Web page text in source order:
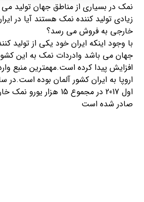
نمک در بسیاری از مناطق جهان تولید
زیادی تولید کننده نمک هستند آیا در
خارجی به فروش می رسد؟
با وجود اینکه ایران خود یکی از تولید
جهان می باشد وادردات نمک به این
افزایش پیدا کرده است.مهمترین منبع
اول 2017 در مجموع 15 هزار
صادر شده است